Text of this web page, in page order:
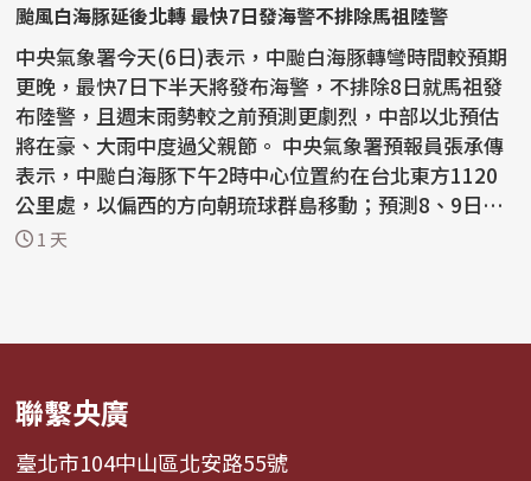
颱風白海豚延後北轉 最快7日發海警不排除馬祖陸警
中央氣象署今天(6日)表示，中颱白海豚轉彎時間較預期
更晚，最快7日下半天將發布海警，不排除8日就馬祖發
布陸警，且週末雨勢較之前預測更劇烈，中部以北預估
將在豪、大雨中度過父親節。 中央氣象署預報員張承傳
表示，中颱白海豚下午2時中心位置約在台北東方1120
公里處，以偏西的方向朝琉球群島移動；預測8、9日會
通過台...
1 天
聯繫央廣
臺北市104中山區北安路55號